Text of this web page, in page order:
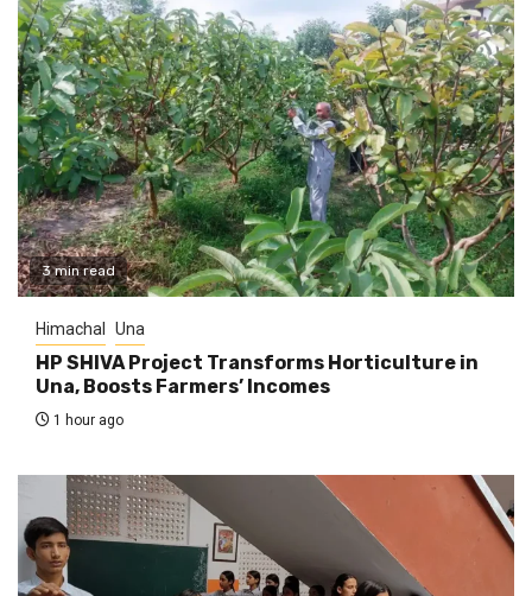
3 min read
Himachal Una
HP SHIVA Project Transforms Horticulture in
Una, Boosts Farmers’ Incomes
1 hour ago